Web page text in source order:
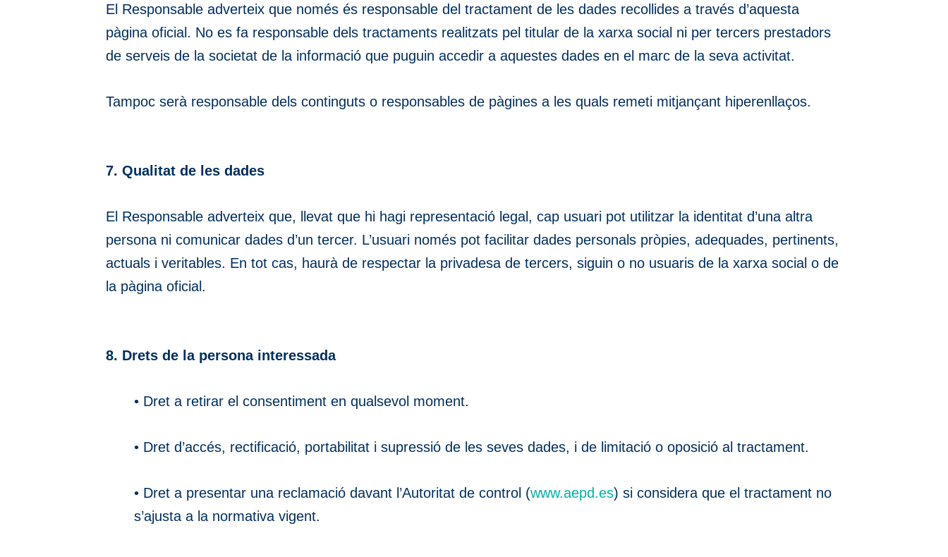
El Responsable adverteix que només és responsable del tractament de les dades recollides a través d’aquesta
pàgina oficial. No es fa responsable dels tractaments realitzats pel titular de la xarxa social ni per tercers prestadors
de serveis de la societat de la informació que puguin accedir a aquestes dades en el marc de la seva activitat.
Tampoc serà responsable dels continguts o responsables de pàgines a les quals remeti mitjançant hiperenllaços.
7. Qualitat de les dades
El Responsable adverteix que, llevat que hi hagi representació legal, cap usuari pot utilitzar la identitat d’una altra
persona ni comunicar dades d’un tercer. L’usuari només pot facilitar dades personals pròpies, adequades, pertinents,
actuals i veritables. En tot cas, haurà de respectar la privadesa de tercers, siguin o no usuaris de la xarxa social o de
la pàgina oficial.
8. Drets de la persona interessada
• Dret a retirar el consentiment en qualsevol moment.
• Dret d’accés, rectificació, portabilitat i supressió de les seves dades, i de limitació o oposició al tractament.
• Dret a presentar una reclamació davant l’Autoritat de control (www.aepd.es) si considera que el tractament no
s’ajusta a la normativa vigent.